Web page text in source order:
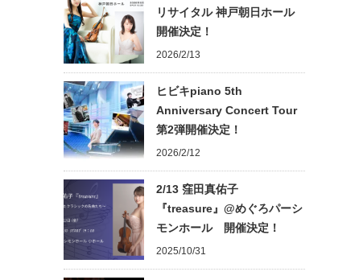
リサイタル 神戸朝日ホール
開催決定！
2026/2/13
ヒビキpiano 5th
Anniversary Concert Tour
第2弾開催決定！
2026/2/12
2/13 窪田真佑子
『treasure』@めぐろパーシ
モンホール 開催決定！
2025/10/31